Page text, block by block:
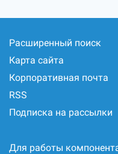
Расширенный поиск
Карта сайта
Корпоративная почта
RSS
Подписка на рассылки
Для работы